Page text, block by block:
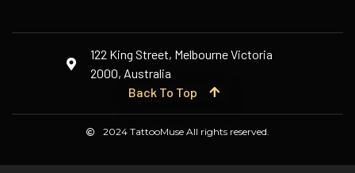
122 King Street, Melbourne Victoria
2000, Australia
Back To Top
2024 TattooMuse All rights reserved.